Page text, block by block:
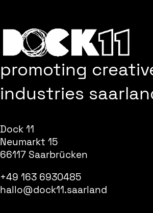
promoting
industries
Dock 11
Neumarkt 15
66117 Saarbrücken
+49 163 6930485
hallo@dock11.saarland